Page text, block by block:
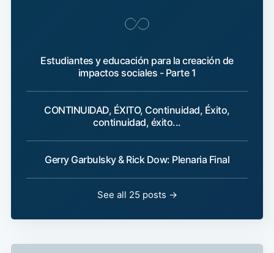
Estudiantes y educación para la creación de
impactos sociales - Parte 1
CONTINUIDAD, ÉXITO, Continuidad, Éxito,
continuidad, éxito...
Gerry Garbulsky & Rick Dow: Plenaria Final
See all 25 posts →